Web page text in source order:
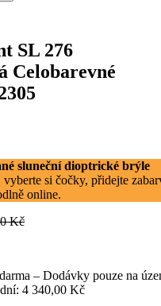
SL 276
Celobarevné
sluneční dioptrické brýle
si čočky, přidejte
online.
Kč
– Dodávky pouze na
4 340,00 Kč